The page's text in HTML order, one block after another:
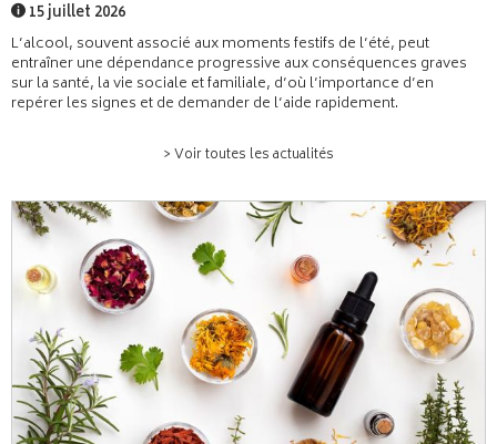
15 juillet 2026
L’alcool, souvent associé aux moments festifs de l’été, peut
entraîner une dépendance progressive aux conséquences graves
sur la santé, la vie sociale et familiale, d’où l’importance d’en
repérer les signes et de demander de l’aide rapidement.
> Voir toutes les actualités